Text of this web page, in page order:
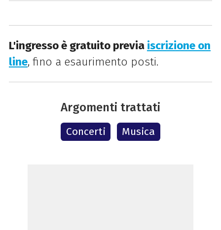
L'ingresso è gratuito previa iscrizione on
line, fino a esaurimento posti.
Argomenti trattati
Concerti Musica